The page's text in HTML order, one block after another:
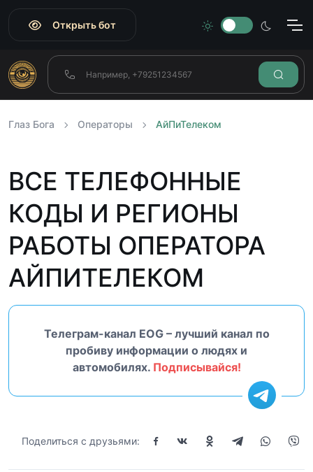
Открыть бот
Глаз Бога Операторы АйПиТелеком
ВСЕ ТЕЛЕФОННЫЕ
КОДЫ И РЕГИОНЫ
РАБОТЫ ОПЕРАТОРА
АЙПИТЕЛЕКОМ
Телеграм-канал EOG – лучший канал по
пробиву информации о людях и
автомобилях. Подписывайся!
Поделиться с друзьями: